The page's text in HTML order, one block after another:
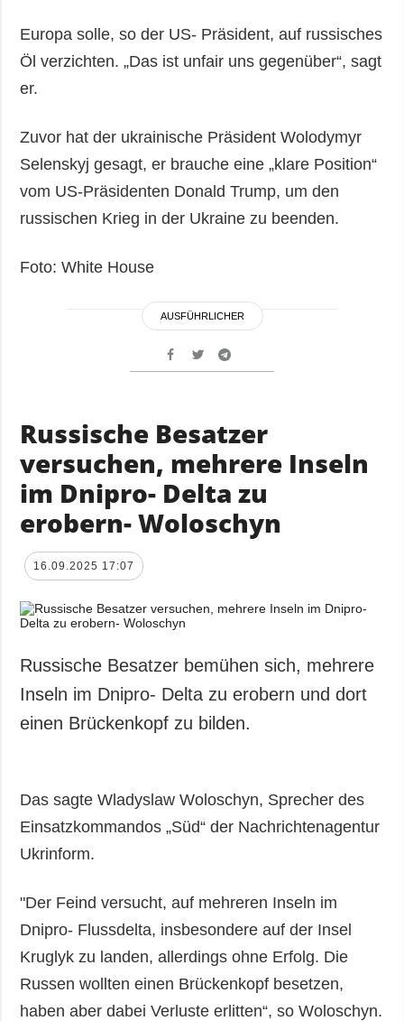
Europa solle, so der US- Präsident, auf russisches
Öl verzichten. „Das ist unfair uns gegenüber“, sagt
er.
Zuvor hat der ukrainische Präsident Wolodymyr
Selenskyj gesagt, er brauche eine „klare Position“
vom US-Präsidenten Donald Trump, um den
russischen Krieg in der Ukraine zu beenden.
Foto: White House
AUSFÜHRLICHER
Russische Besatzer
versuchen, mehrere Inseln
im Dnipro- Delta zu
erobern- Woloschyn
16.09.2025 17:07
Russische Besatzer bemühen sich, mehrere
Inseln im Dnipro- Delta zu erobern und dort
einen Brückenkopf zu bilden.
Das sagte Wladyslaw Woloschyn, Sprecher des
Einsatzkommandos „Süd“ der Nachrichtenagentur
Ukrinform.
"Der Feind versucht, auf mehreren Inseln im
Dnipro- Flussdelta, insbesondere auf der Insel
Kruglyk zu landen, allerdings ohne Erfolg. Die
Russen wollten einen Brückenkopf besetzen,
haben aber dabei Verluste erlitten“, so Woloschyn.